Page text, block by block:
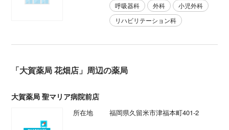
呼吸器科
外科
小児外科
リハビリテーション科
「大賀薬局 花畑店」周辺の薬局
大賀薬局 聖マリア病院前店
所在地 福岡県久留米市津福本町401-2